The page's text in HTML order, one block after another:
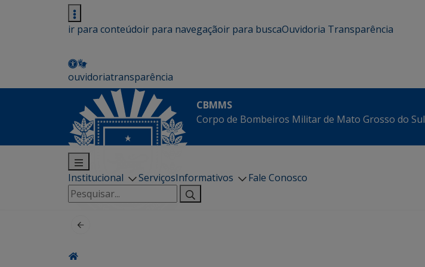
ir para conteúdoir para navegaçãoir para buscaOuvidoria Transparência
ouvidoriatransparência
CBMMS
Corpo de Bombeiros Militar de Mato Grosso do Sul
Institucional ServiçosInformativos
Fale Conosco
Pesquisar
por: